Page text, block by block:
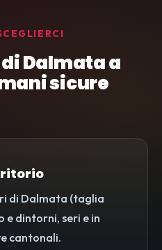
Dalmata a
sicure
di Dalmata (taglia
e dintorni, seri e in
cantonali.